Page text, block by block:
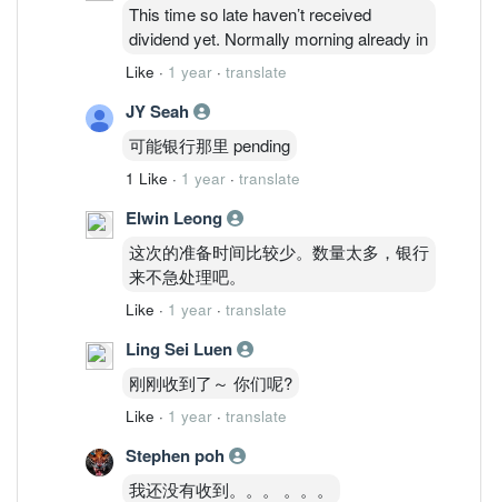
This time so late haven’t received
dividend yet. Normally morning already in
Like · 1 year · translate
JY Seah
可能银行那里 pending
1 Like · 1 year · translate
Elwin Leong
这次的准备时间比较少。数量太多，银行
来不急处理吧。
Like · 1 year · translate
Ling Sei Luen
刚刚收到了～ 你们呢?
Like · 1 year · translate
Stephen poh
我还没有收到。。。 。。。